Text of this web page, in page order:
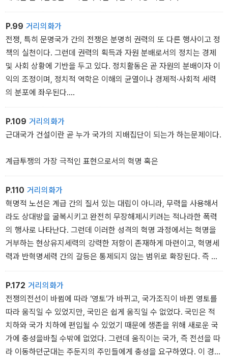
의해 구조화된 질서로서 자리잡았다는 사실을 의미하는 것이라면 '전
쟁의 현재화'는 계속되고 있다는 주장에 수긍이 간다. 오히려 남북간
평화 분위기가 무르익는 가운데 김동춘 교수의 이러한 연구결과는 더
욱 의미있는 것으로 다가온다. 지금처럼 남북한의 민중과 인민들이
한 전쟁을 놓고 보는 시점이 서로 극단을 향한다면(남에서는 북의 일
방적인 무력침공, 북에서는 미제와 반역을 축출하는 조국해방전쟁 -
각 지배세력이 일방적으로 강요해온 공식화된 해석이다) 통일이 된
과 대립을 양산할 것이기 때문이다. 그러므로 남북한이 대화의 물꼬
를 트고 지속적으로 협력할수록 '한국전쟁'은 덮어두어야 할 역사가
은 마을에는 새로운 도시가 건설되고 끊어진 다리들은 예전에 복구되
지배블록이 강요해온 국가적 관점에서 벗어나 민족적, 인권적 관점에
서 한국전쟁을 재서술하는 의미있는 저작이 될 것이다.
- 정선희 (20
06-12-07)
P.99 거리의화가
전쟁, 특히 문명국가 간의 전쟁은 분명히 권력의 또 다른 행사이고 정
책의 실천이다. 그런데 권력의 획득과 자원 분배로서의 정치는 경제
및 사회 상황에 기반을 두고 있다. 정치활동은 곧 자원의 분배이자 이
익의 조정이며, 정치적 역학은 이해의 균열이나 경제적·사회적 세력
의 분포에 좌우된다.
이렇게 본다면 현대사회에서 군사적인 것의 핵심은 정치적인 것이며,
군사적인 것과 정치경제적인 것은 직접 연관된다고 볼 수 있다.
P.109 거리의화가
근대국가 건설이란 곧 누가 국가의 지배집단이 되는가 하는문제이다.
계급투쟁의 가장 극적인 표현으로서의 혁명 혹은
P.110 거리의화가
혁명적 노선은 계급 간의 질서 있는 대립이 아니라, 무력을 사용해서
라도 상대방을 굴복시키고 완전히 무장해제시키려는 적나라한 폭력
의 행사로 나타난다. 그런데 이러한 성격의 혁명 과정에서는 혁명을
거부하는 현상유지세력의 강력한 저항이 존재하게 마련이고, 혁명세
력과 반혁명세력 간의 갈등은 통제되지 않는 범위로 확장된다. 즉 초
기에는 큰대의와 명분으로 출발한 혁명이 진행 과정에서 반드시 선의
의 희생자를 낳게 되고, 결국 민중들의 원초적인 계급적 분노가 개개
인들의 사적인 분노와 혼합되어 걷잡을 수 없는 혼란 상황이 조성될
수 있다.
P.172 거리의화가
전쟁의전선이 바뀜에 따라 ‘영토‘가 바뀌고, 국가조직이 바뀐 영토를
따라 움직일 수 있었지만, 국민은 쉽게 움직일 수 없었다. 국민은 적
치하와 국가 치하에 편입될 수 있었기 때문에 생존을 위해 새로운 국
가에 충성을바칠 수밖에 없었다. 그런데 움직이는 국가, 즉 전선을 따
라 이동하던군대는 주둔지의 주민들에게 충성을 요구하였다. 이 경우